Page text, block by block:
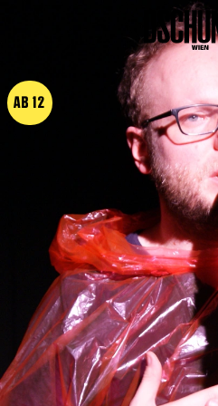
PROGRAMM
Spielplan
Vorstellungen
Wild & Schön Festival
Gastspiele
Extras
Available for Touring
Archiv
MITSPIELEN
AB 12